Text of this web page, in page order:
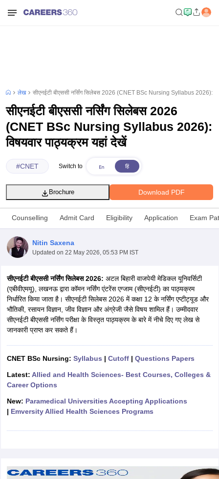
NEET PG Counselling
NEET MDS Cutoff
in BangaloreMedical Colleges in ChennaiMedical Colleges in
लेख सीएनईटी बीएससी नर्सिंग सिलेबस 2026 (CNET BSc Nursing Syllabus 2026):
सीएनईटी बीएससी नर्सिंग सिलेबस 2026
(CNET BSc Nursing Syllabus 2026):
विषयवार पाठ्यक्रम यहां देखें
#CNET Switch to
Download PDF
Brochure
Counselling Admit Card Eligibility Application Exam
Nitin Saxena
Updated on 22 May 2026, 05:53 PM IST
सीएनईटी बीएससी नर्सिंग सिलेबस 2026: अटल बिहारी वाजपेयी मेडिकल यूनिवर्सिटी
(एबीवीएमयू), लखनऊ द्वारा कॉमन नर्सिंग एंटरेंस एग्जाम (सीएनईटी) का पाठ्यक्रम
निर्धारित किया जाता है। सीएनईटी सिलेबस 2026 में कक्षा 12 के नर्सिंग एप्टीट्यूड और
भौतिकी, रसायन विज्ञान, जीव विज्ञान और अंग्रेजी जैसे विषय शामिल हैं। उम्मीदवार
सीएनईटी बीएससी नर्सिंग परीक्षा के विस्तृत पाठ्यक्रम के बारे में नीचे दिए गए लेख से
जानकारी प्राप्त कर सकते हैं।
CNET BSc Nursing: Syllabus | Cutoff| Questions Papers
Latest: Allied and Health Sciences- Best Courses, Colleges &
Career Options
New: Paramedical Universities Accepting Applications
| Emversity Allied Health Sciences Programs